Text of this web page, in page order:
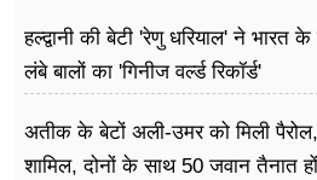
हल्द्वानी की बेटी 'रेणु धरियाल' ने भारत
लंबे बालों का 'गिनीज वर्ल्ड रिकॉर्ड'
अतीक के बेटों अली-उमर को मिली
शामिल, दोनों के साथ 50 जवान तैनात